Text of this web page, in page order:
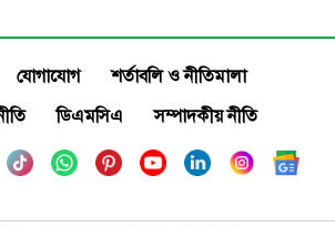
যোগাযোগ
শর্তাবলি ও নীতিমালা
ডিএমসিএ সম্পাদকীয় নীতি